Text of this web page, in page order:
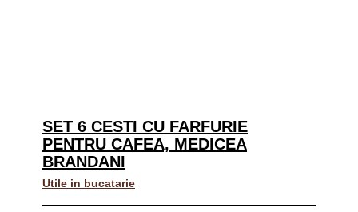
SET 6 CESTI CU FARFURIE
PENTRU CAFEA, MEDICEA
BRANDANI
Utile in bucatarie